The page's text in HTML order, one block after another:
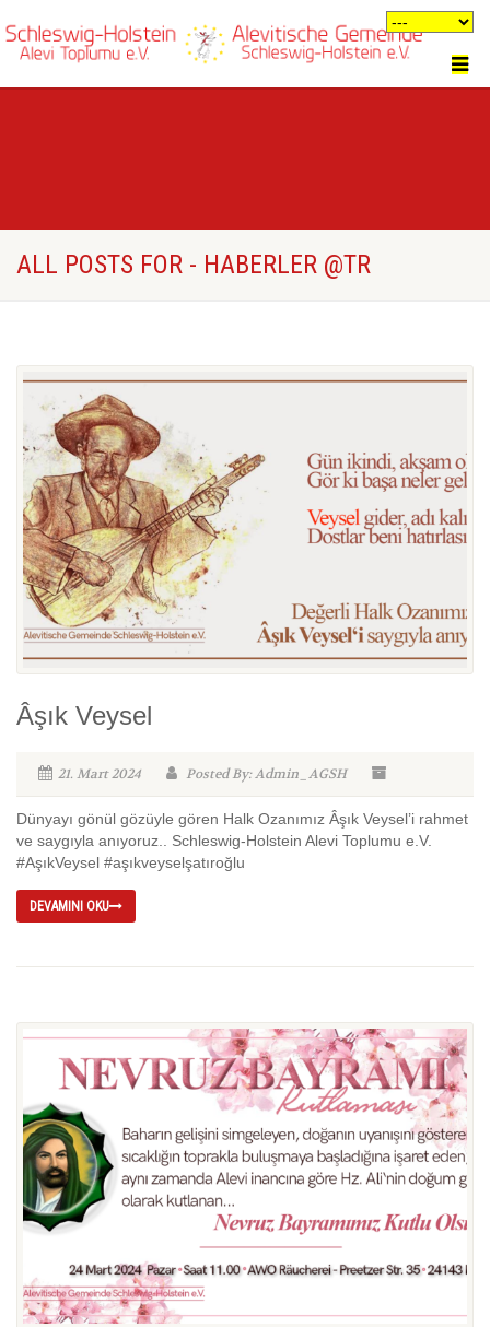
ALL POSTS FOR - HABERLER @TR
Âşık Veysel
21. Mart 2024 Posted By: Admin_AGSH
Dünyayı gönül gözüyle gören Halk Ozanımız Âşık Veysel’i rahmet
ve saygıyla anıyoruz.. Schleswig-Holstein Alevi Toplumu e.V.
#AşıkVeysel #aşıkveyselşatıroğlu
DEVAMINI OKU